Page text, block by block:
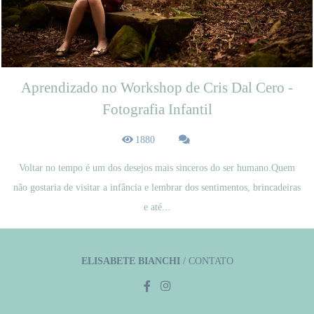
Aprendizado no Workshop de Cris Dal Cero -
Fotografia Infantil
1880
Voltar no tempo é um dos desejos mais sinceros do ser humano.Quem
não gostaria de visitar a infância e lembrar dos sentimentos, brincadeiras
e até...
ELISABETE BIANCHI/ CONTATO